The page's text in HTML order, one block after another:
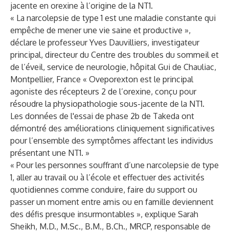
jacente en orexine à l’origine de la NT1.
« La narcolepsie de type 1 est une maladie constante qui
empêche de mener une vie saine et productive »,
déclare le professeur Yves Dauvilliers, investigateur
principal, directeur du Centre des troubles du sommeil et
de l’éveil, service de neurologie, hôpital Gui de Chauliac,
Montpellier, France « Oveporexton est le principal
agoniste des récepteurs 2 de l’orexine, conçu pour
résoudre la physiopathologie sous-jacente de la NT1.
Les données de l'essai de phase 2b de Takeda ont
démontré des améliorations cliniquement significatives
pour l’ensemble des symptômes affectant les individus
présentant une NT1. »
« Pour les personnes souffrant d’une narcolepsie de type
1, aller au travail ou à l’école et effectuer des activités
quotidiennes comme conduire, faire du support ou
passer un moment entre amis ou en famille deviennent
des défis presque insurmontables », explique Sarah
Sheikh, M.D., M.Sc., B.M., B.Ch., MRCP, responsable de